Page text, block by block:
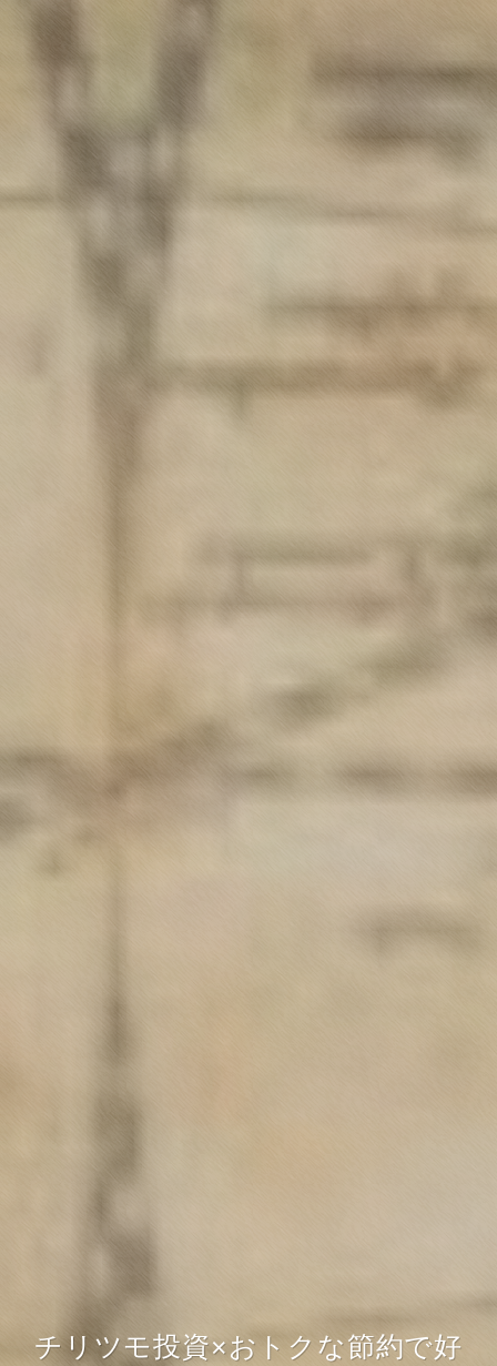
チリツモ投資×おトクな節約で好